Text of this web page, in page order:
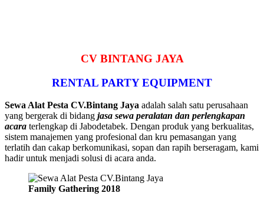
CV BINTANG JAYA
RENTAL PARTY EQUIPMENT
Sewa Alat Pesta CV.Bintang Jaya adalah salah satu perusahaan
yang bergerak di bidang jasa sewa peralatan dan perlengkapan
acara terlengkap di Jabodetabek. Dengan produk yang berkualitas,
sistem manajemen yang profesional dan kru pemasangan yang
terlatih dan cakap berkomunikasi, sopan dan rapih berseragam, kami
hadir untuk menjadi solusi di acara anda.
Family Gathering 2018